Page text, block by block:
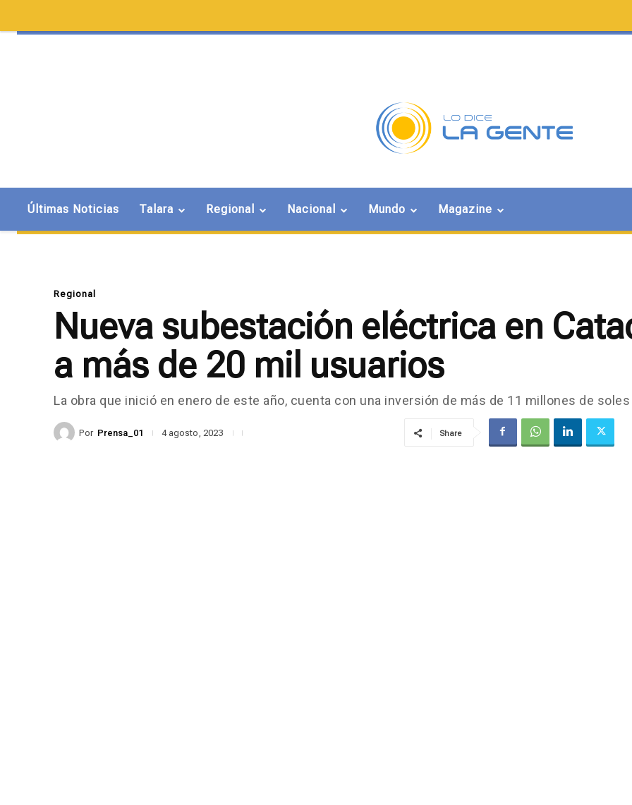
Últimas Noticias Talara Regional Nacional Mundo Magazine
Regional
Nueva subestación eléctrica en
a más de 20 mil usuarios
La obra que inició en enero de este año, cuenta con una inversión de más de 11 millones de
Por Prensa_01 4 agosto, 2023 Share